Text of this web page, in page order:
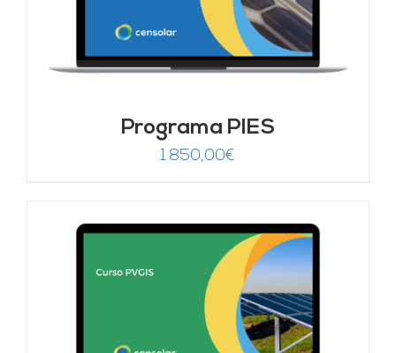
Programa PIES
1.850,00€